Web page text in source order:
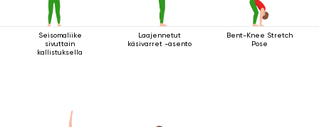
Seisomaliike
sivuttain
kallistuksella
Laajennetut
käsivarret -asento
Bent-Knee Stretch
Pose